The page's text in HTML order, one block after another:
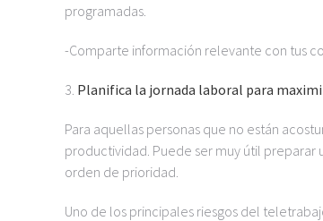
programadas.
-Comparte información relevante con tus
3. Planifica la jornada laboral para
Para aquellas personas que no están
productividad. Puede ser muy útil preparar
orden de prioridad.
Uno de los principales riesgos del